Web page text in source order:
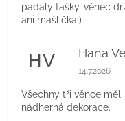
padaly tašky, věnec
ani mašlička:)
HV Hana
14.7.2026
Všechny tři věnce
nádherná dekorace.